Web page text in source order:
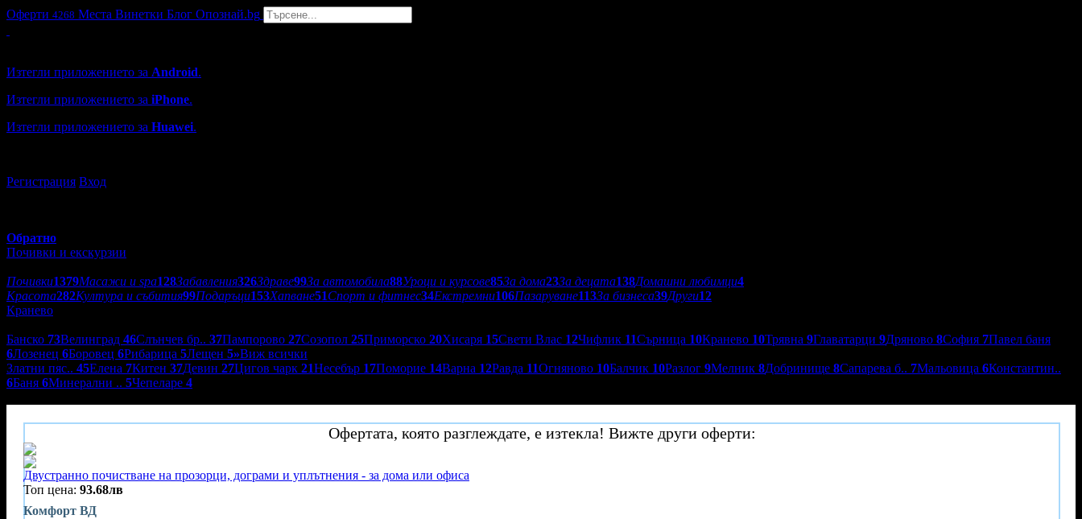
Оферти 4268 Места Винетки Блог Опознай.bg
Изтегли приложението за Android.
Изтегли приложението за iPhone.
Изтегли приложението за Huawei.
Регистрация Вход
Обратно
Почивки и екскурзии
Почивки1379Масажи и spa128Забавления326Здраве99За автомобила88Уроци и курсове85За дома23За децата138Домашни любимци4
Красота282Култура и събития99Подаръци153Хапване51Спорт и фитнес34Екстремни106Пазаруване113За бизнеса39Други12
Кранево
Банско 73Велинград 46Слънчев бр.. 37Пампорово 27Созопол 25Приморско 20Хисаря 15Свети Влас 12Чифлик 11Сърница 10Кранево 10Трявна 9Главатарци 9Дряново 8София 7Павел баня
6Лозенец 6Боровец 6Рибарица 5Лещен 5»Виж всички
Златни пяс.. 45Елена 7Китен 37Девин 27Цигов чарк 21Несебър 17Поморие 14Варна 12Равда 11Огняново 10Балчик 10Разлог 9Мелник 8Добринище 8Сапарева б.. 7Мальовица 6Константин..
6Баня 6Минерални .. 5Чепеларе 4
Офертата, която разглеждате, е изтекла! Вижте други оферти:
Двустранно почистване на прозорци, дограми и уплътнения - за дома или офиса
Топ цена: 93.68лв
Комфорт ВД